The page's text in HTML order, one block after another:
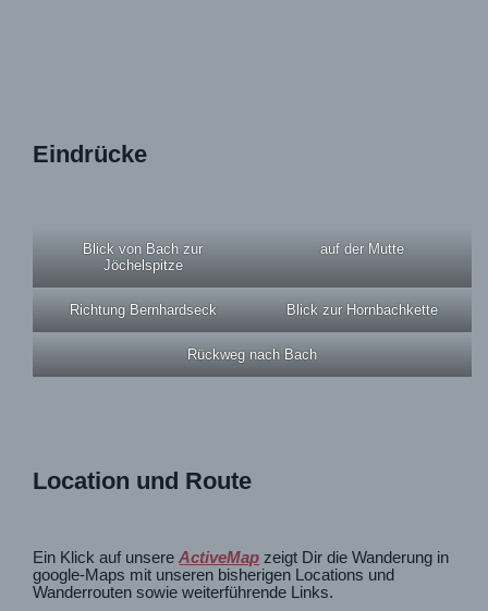
Eindrücke
Blick von Bach zur
Jöchelspitze
auf der Mutte
Richtung Bernhardseck Blick zur Hornbachkette
Rückweg nach Bach
Location und Route
Ein Klick auf unsereActiveMap zeigt Dir die Wanderung in
google-Maps mit unseren bisherigen Locations und
Wanderrouten sowie weiterführende Links.